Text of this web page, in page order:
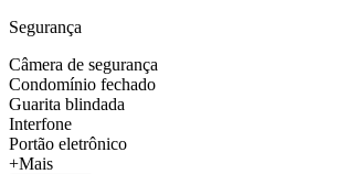
Segurança
Câmera de segurança
Condomínio fechado
Guarita blindada
Interfone
Portão eletrônico
+Mais